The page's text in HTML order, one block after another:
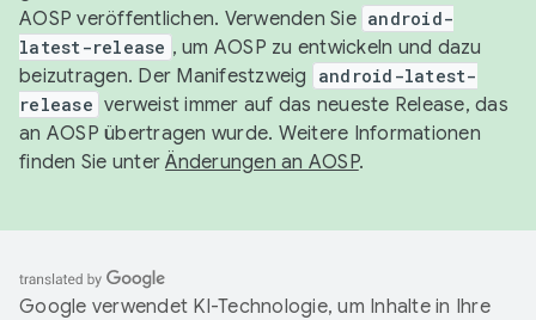
AOSP veröffentlichen. Verwenden Sie android-
latest-release , um AOSP zu entwickeln und dazu
beizutragen. Der Manifestzweig
android-latest-
release verweist immer auf das neueste Release, das
an AOSP übertragen wurde. Weitere Informationen
finden Sie unterÄnderungen an AOSP.
Google verwendet KI-Technologie, um Inhalte in Ihre